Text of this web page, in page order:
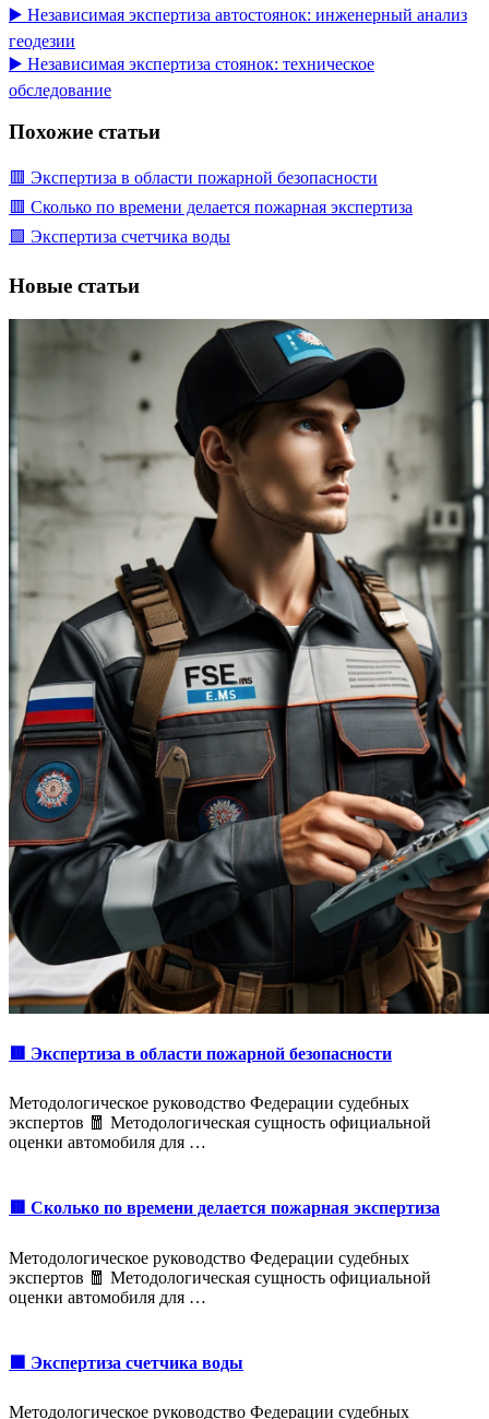
▶️ Независимая экспертиза автостоянок: инженерный анализ
геодезии
▶️ Независимая экспертиза стоянок: техническое
обследование
Похожие статьи
🟥 Экспертиза в области пожарной безопасности
🟥 Сколько по времени делается пожарная экспертиза
🟩 Экспертиза счетчика воды
Новые статьи
🟥 Экспертиза в области пожарной безопасности
Методологическое руководство Федерации судебных
экспертов 🧧 Методологическая сущность официальной
оценки автомобиля для …
🟥 Сколько по времени делается пожарная экспертиза
Методологическое руководство Федерации судебных
экспертов 🧧 Методологическая сущность официальной
оценки автомобиля для …
🟩 Экспертиза счетчика воды
Методологическое руководство Федерации судебных